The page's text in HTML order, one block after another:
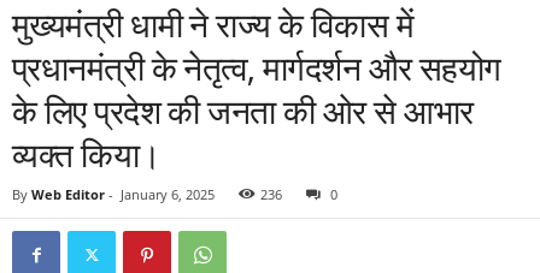
मुख्यमंत्री धामी ने राज्य के विकास में
प्रधानमंत्री के नेतृत्व, मार्गदर्शन और सहयोग
के लिए प्रदेश की जनता की ओर से आभार
व्यक्त किया।
By Web Editor - January 6, 2025 236 0